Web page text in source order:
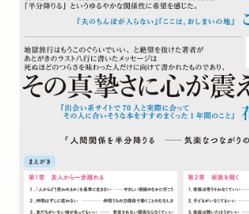
たどり着いた境地」
WEB2022/10/07
Yahoo! の多様性応援サイト「コトナル」に著
載されました。「「みんなと違う人でいい」 生
30年間書き続けてたどり着いた、気楽な人
「日経TRENDY」11月号「著者の仕事の哲学」
が掲載されました。